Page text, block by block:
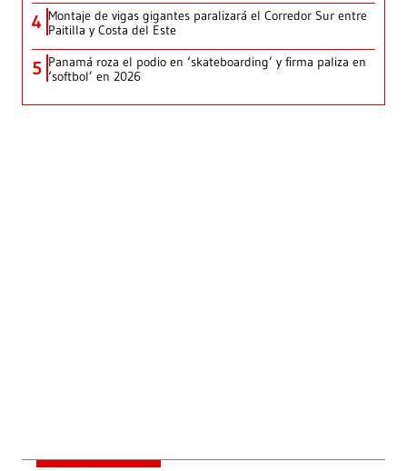
4 Montaje de vigas gigantes paralizará el Corredor Sur entre
Paitilla y Costa del Este
5 Panamá roza el podio en ‘skateboarding’ y firma paliza en
‘softbol’ en 2026